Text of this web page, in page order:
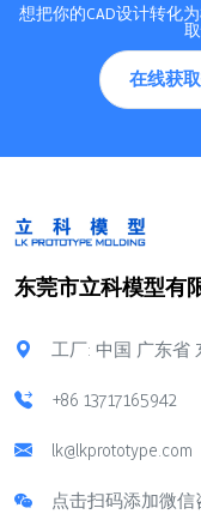
想把你的CAD设计转化
在线获
东莞市立科模型有
工厂: 中国 广东省
+86 13717165942
lk@lkprototype.com
点击扫码添加微信